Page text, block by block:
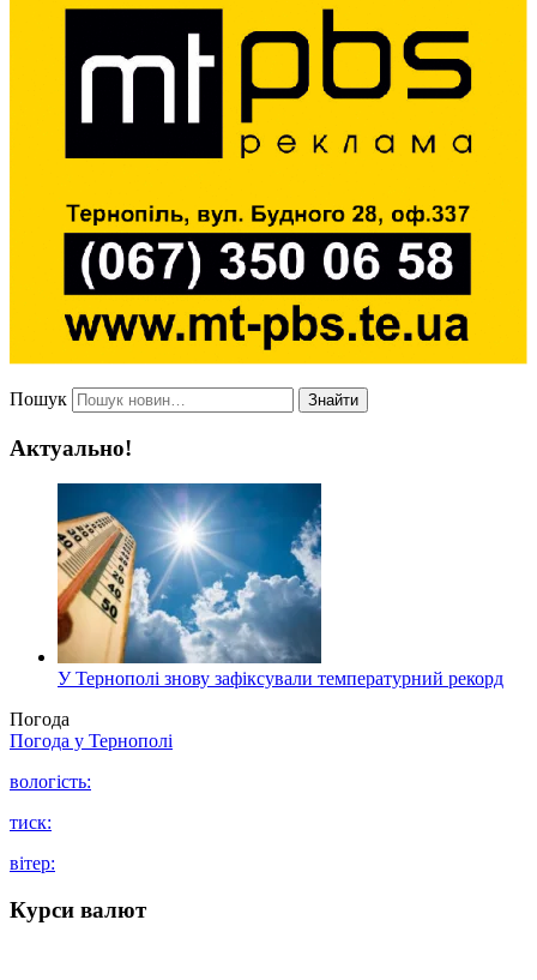
Пошук Знайти
Актуально!
У Тернополі знову зафіксували температурний рекорд
Погода
Погода у Тернополі
вологість:
тиск:
вітер:
Курси валют